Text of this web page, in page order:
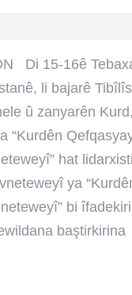
Di 15-16ê
li bajarê
û zanyarên
“Kurdên
hat
ya
bi
baştirkirina